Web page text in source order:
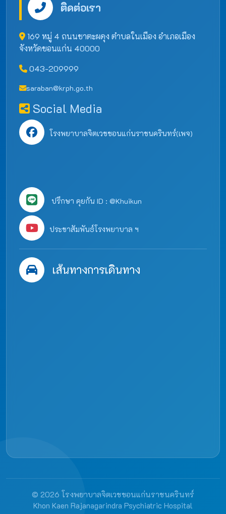
ติดต่อเรา
169 หมู่ 4 ถนนชาตะผดุง ตำบลในเมือง อำเภอเมือง
จังหวัดขอนแก่น 40000
043-209999
saraban@krph.go.th
Social Media
โรงพยาบาลจิตเวชขอนแก่นราชนครินทร์(เพจ)
ปรึกษา คุยกัน ID : @Khuikun
ประชาสัมพันธ์โรงพยาบาล ฯ
เส้นทางการเดินทาง
© 2026 โรงพยาบาลจิตเวชขอนแก่นราชนครินทร์
Khon Kaen Rajanagarindra Psychiatric Hospital